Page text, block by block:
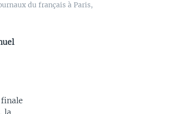
du français à Paris,